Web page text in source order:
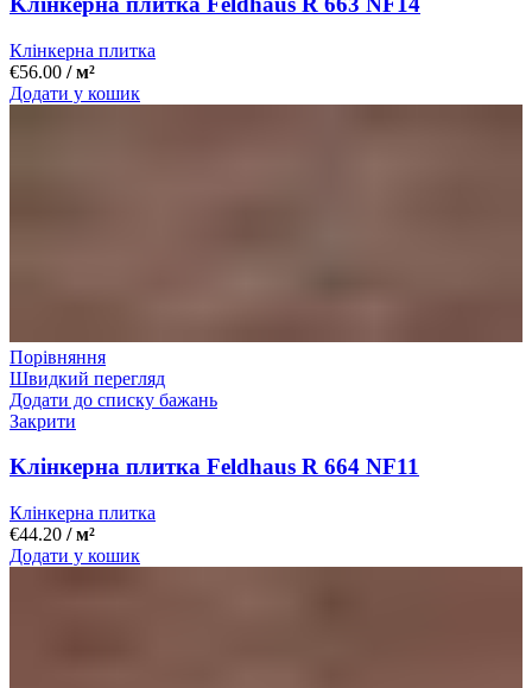
Клінкерна плитка
€56.00 / м²
Додати у кошик
Порівняння
Швидкий перегляд
Додати до списку бажань
Закрити
Kлінкерна плитка Feldhaus R 664 NF11
Клінкерна плитка
€44.20 / м²
Додати у кошик